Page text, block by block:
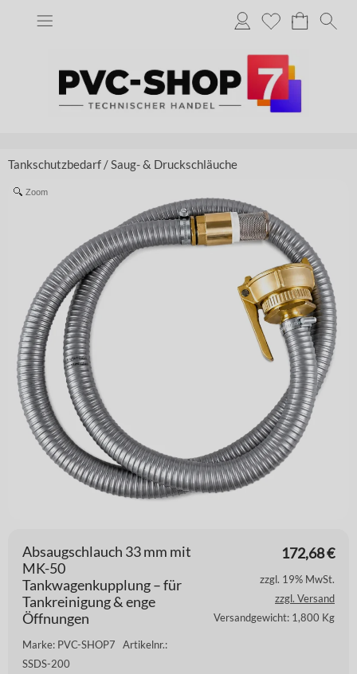
Tankschutzbedarf /Saug- & Druckschläuche
Zoom
172,68€
Absaugschlauch 33 mm mit
MK-50
Tankwagenkupplung – für
Tankreinigung & enge
Öffnungen
Marke: PVC-SHOP7 Artikelnr.:
SSDS-200
zzgl. 19% MwSt.
zzgl. Versand
Versandgewicht: 1,800 Kg